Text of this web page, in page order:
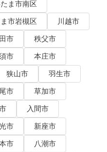
ま市南区
市岩槻区
川越市
市
秩父市
市
本庄市
狭山市
羽生市
市
草加市
入間市
市
新座市
市
八潮市